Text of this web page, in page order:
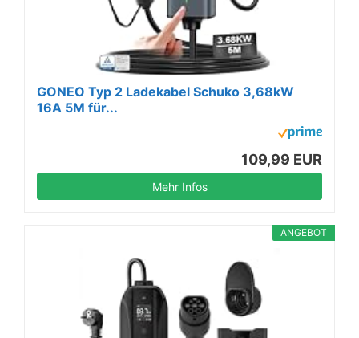
GONEO Typ 2 Ladekabel Schuko 3,68kW
16A 5M für...
109,99 EUR
Mehr Infos
ANGEBOT